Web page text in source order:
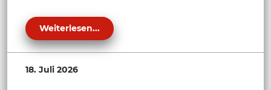
Weiterlesen...
18. Juli 2026